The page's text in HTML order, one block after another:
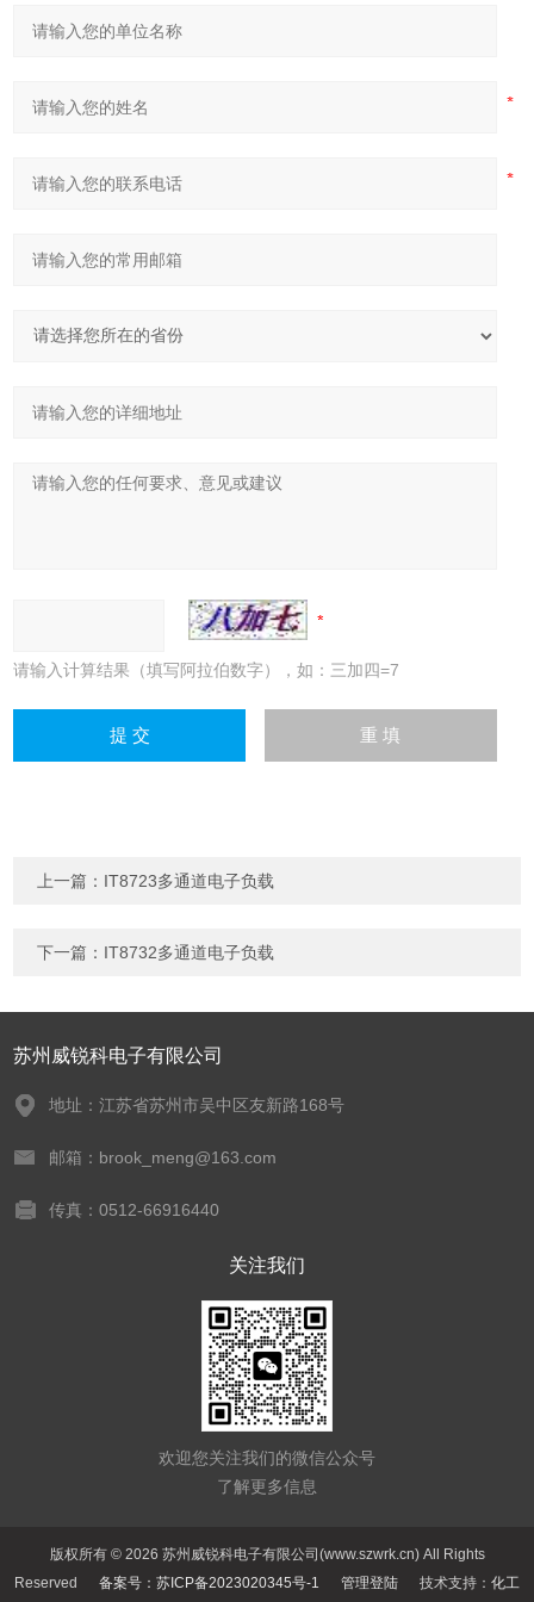
请输入计算结果（填写阿拉伯数字），如：三加四=7
上一篇： IT8723多通道电子负载
下一篇： IT8732多通道电子负载
苏州威锐科电子有限公司
地址：江苏省苏州市吴中区友新路168号
邮箱：brook_meng@163.com
传真：0512-66916440
关注我们
欢迎您关注我们的微信公众号
了解更多信息
版权所有 © 2026 苏州威锐科电子有限公司(www.szwrk.cn) All Rights
Reserved 备案号：苏ICP备2023020345号-1 管理登陆 技术支持： 化工